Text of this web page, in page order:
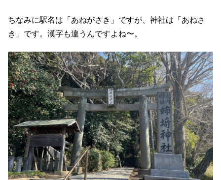
ちなみに駅名は「あねがさき」ですが、神社は「あねさ
き」です。漢字も違うんですよね〜。